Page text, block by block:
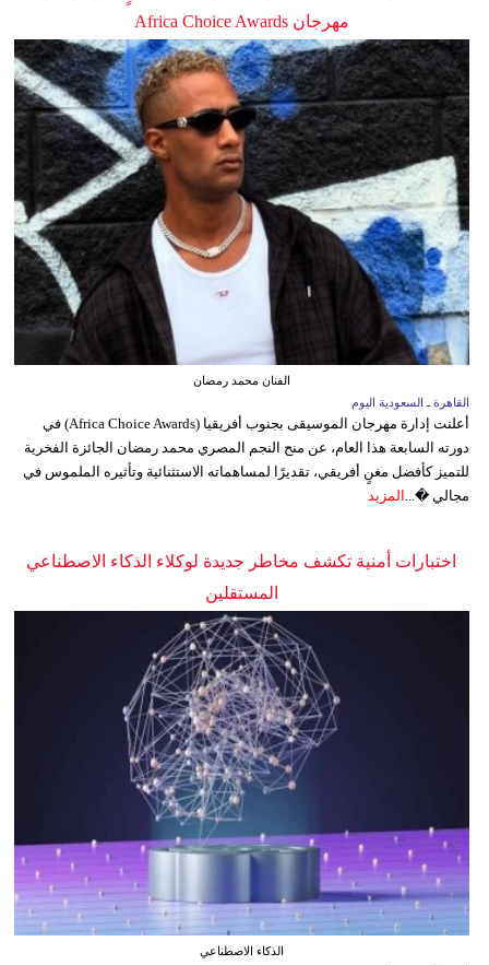
مهرجان Africa Choice Awards
الفنان محمد رمضان
القاهرة ـ السعودية اليوم
أعلنت إدارة مهرجان الموسيقى بجنوب أفريقيا (Africa Choice Awards) في
دورته السابعة هذا العام، عن منح النجم المصري محمد رمضان الجائزة الفخرية
للتميز كأفضل مغنٍ أفريقي، تقديرًا لمساهماته الاستثنائية وتأثيره الملموس في
مجالي �... المزيد
اختبارات أمنية تكشف مخاطر جديدة لوكلاء الذكاء الاصطناعي
المستقلين
الذكاء الاصطناعي